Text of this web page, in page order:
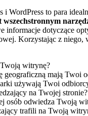
WordPress to para
wszechstronnym
informacje dotyczące
Korzystając z niego,
witrynę?
geograficzną mają Twoi
używają Twoi
na Twojej stronie?
osób odwiedza Twoją
trafili na Twoją